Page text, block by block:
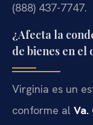
(888) 437-7747.
¿Afecta la
de bienes en el
Virginia es un
conforme al Va.